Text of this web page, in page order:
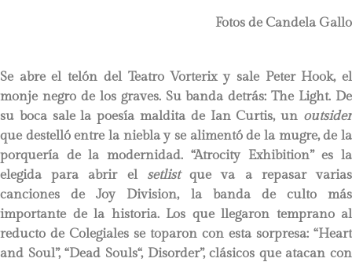
Fotos de Candela Gallo
Se abre el telón del Teatro Vorterix y sale Peter Hook, el
monje negro de los graves. Su banda detrás: The Light. De
su boca sale la poesía maldita de Ian Curtis, un outsider
que destelló entre la niebla y se alimentó de la mugre, de la
porquería de la modernidad. “Atrocity Exhibition” es la
elegida para abrir el setlistque va a repasar varias
canciones de Joy Division, la banda de culto más
importante de la historia. Los que llegaron temprano al
reducto de Colegiales se toparon con esta sorpresa: “Heart
and Soul”, “Dead Souls“, Disorder”, clásicos que atacan con